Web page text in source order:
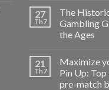
27
Th7
The
Gambling
the Ages
21
Th7
Maximize
Pin Up:
pre-match